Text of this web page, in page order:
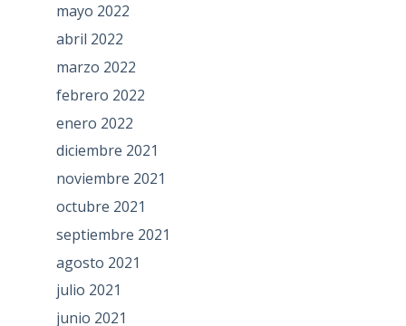
mayo 2022
abril 2022
marzo 2022
febrero 2022
enero 2022
diciembre 2021
noviembre 2021
octubre 2021
septiembre 2021
agosto 2021
julio 2021
junio 2021